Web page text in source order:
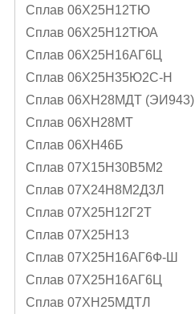
Сплав 06Х25Н12ТЮ
Сплав 06Х25Н12ТЮА
Сплав 06Х25Н16АГ6Ц
Сплав 06Х25Н35Ю2С-Н
Сплав 06ХН28МДТ (ЭИ943)
Сплав 06ХН28МТ
Сплав 06ХН46Б
Сплав 07Х15Н30В5М2
Сплав 07Х24Н8М2Д3Л
Сплав 07Х25Н12Г2Т
Сплав 07Х25Н13
Сплав 07Х25Н16АГ6Ф-Ш
Сплав 07Х25Н16АГ6Ц
Сплав 07ХН25МДТЛ